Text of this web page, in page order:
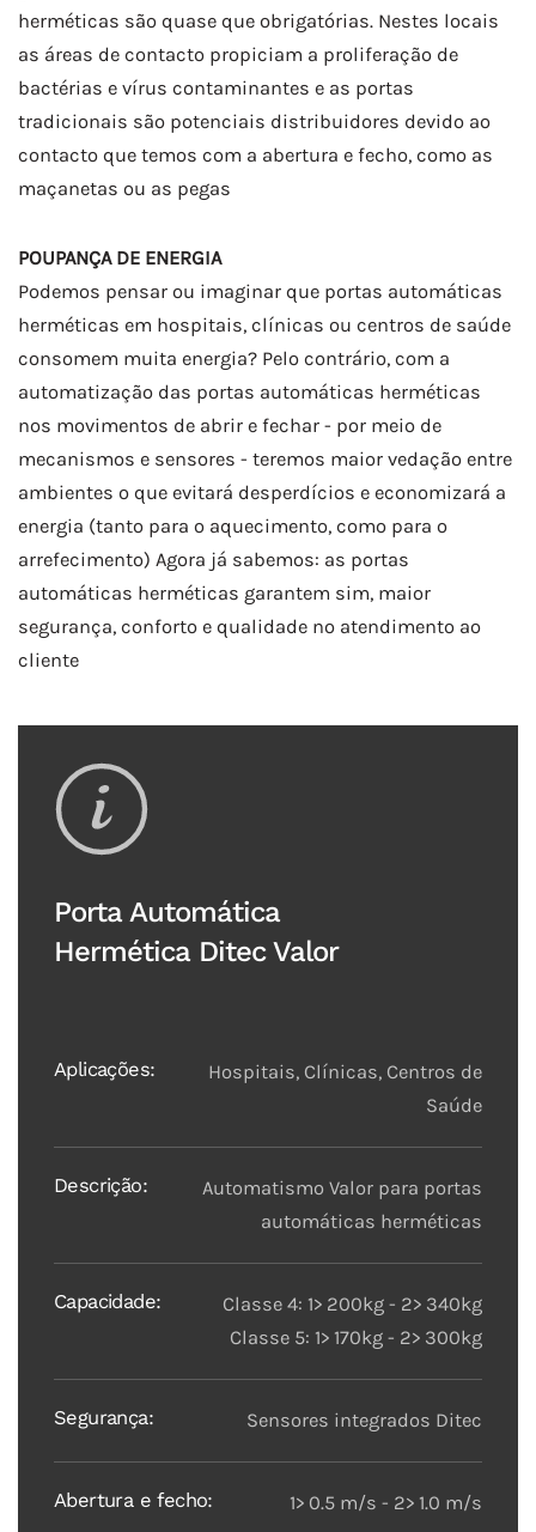
herméticas são quase que obrigatórias. Nestes locais
as áreas de contacto propiciam a proliferação de
bactérias e vírus contaminantes e as portas
tradicionais são potenciais distribuidores devido ao
contacto que temos com a abertura e fecho, como as
maçanetas ou as pegas
POUPANÇA DE ENERGIA
Podemos pensar ou imaginar que portas automáticas
herméticas em hospitais, clínicas ou centros de saúde
consomem muita energia? Pelo contrário, com a
automatização das portas automáticas herméticas
nos movimentos de abrir e fechar - por meio de
mecanismos e sensores - teremos maior vedação entre
ambientes o que evitará desperdícios e economizará a
energia (tanto para o aquecimento, como para o
arrefecimento) Agora já sabemos: as portas
automáticas herméticas garantem sim, maior
segurança, conforto e qualidade no atendimento ao
cliente
Porta Automática
Hermética Ditec Valor
Aplicações:
Hospitais, Clínicas, Centros de
Saúde
Descrição:
Automatismo Valor para portas
automáticas herméticas
Capacidade:
Classe 4: 1> 200kg - 2> 340kg
Classe 5: 1> 170kg - 2> 300kg
Segurança: Sensores integrados Ditec
Abertura e fecho: 1> 0.5 m/s - 2> 1.0 m/s